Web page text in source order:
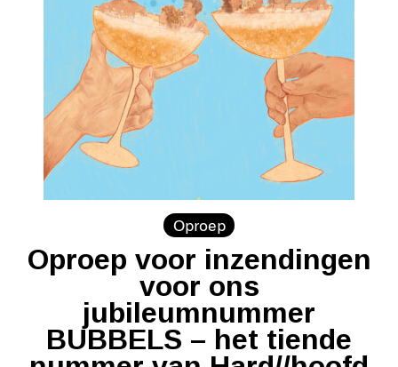
Oproep
Oproep voor inzendingen
voor ons
jubileumnummer
BUBBELS – het tiende